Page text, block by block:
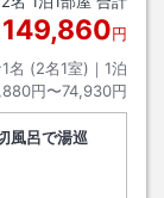
149,860円
名 (2名1室)｜ 1泊
円〜74,930円
風呂で湯巡